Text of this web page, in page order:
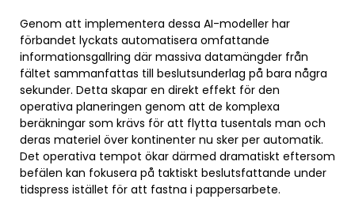
Genom att implementera dessa AI-modeller har
förbandet lyckats automatisera omfattande
informationsgallring där massiva datamängder från
fältet sammanfattas till beslutsunderlag på bara några
sekunder. Detta skapar en direkt effekt för den
operativa planeringen genom att de komplexa
beräkningar som krävs för att flytta tusentals man och
deras materiel över kontinenter nu sker per automatik.
Det operativa tempot ökar därmed dramatiskt eftersom
befälen kan fokusera på taktiskt beslutsfattande under
tidspress istället för att fastna i pappersarbete.